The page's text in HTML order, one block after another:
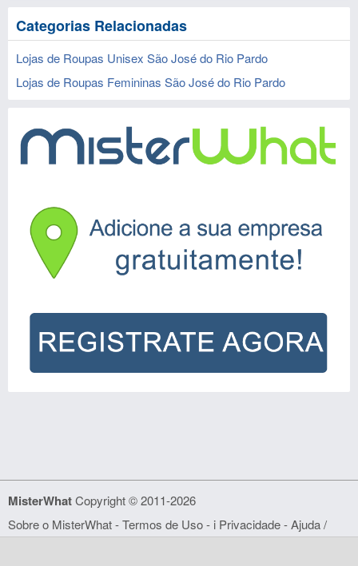
Categorias Relacionadas
Lojas de Roupas Unisex São José do Rio Pardo
Lojas de Roupas Femininas São José do Rio Pardo
MisterWhatCopyright © 2011-2026
Sobre o MisterWhat-Termos de Uso- i Privacidade-Ajuda /